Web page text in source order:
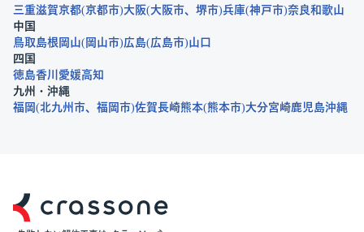
三重滋賀京都 京都市 大阪 大阪市 堺市 兵庫 神戸市 奈良和歌山
中国
鳥取島根 岡山 岡山市 広島 広島市 山口
四国
徳島香川 愛媛高知
九州・沖縄
福岡
北九州市 福岡市 佐賀長崎熊本 熊本市 大分宮崎鹿児島沖縄